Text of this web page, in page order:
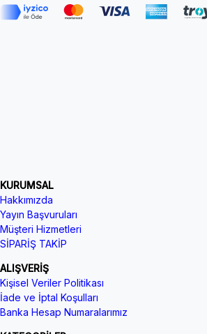
KURUMSAL
Hakkımızda
Yayın Başvuruları
Müşteri Hizmetleri
SİPARİŞ TAKİP
ALIŞVERİŞ
Kişisel Veriler Politikası
İade ve İptal Koşulları
Banka Hesap Numaralarımız